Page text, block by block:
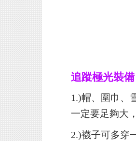
追蹤極光裝備
1.)帽、圍巾、
一定要足夠大
2.)襪子可多穿